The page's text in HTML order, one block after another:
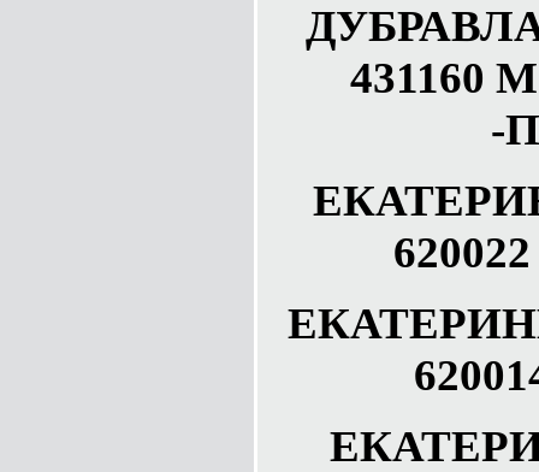
431160
-